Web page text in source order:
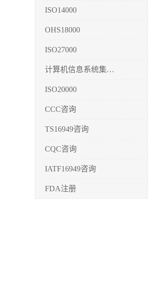
ISO14000
OHS18000
ISO27000
计算机信息系统集成3/4/5
ISO20000
CCC咨询
TS16949咨询
CQC咨询
IATF16949咨询
FDA注册